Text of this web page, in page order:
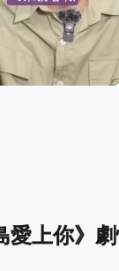
愛上你》